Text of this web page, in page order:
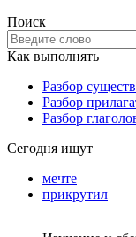
Поиск
Как выполнять
Разбор
Разбор
Разбор
Сегодня ищут
мечте
прикрутил